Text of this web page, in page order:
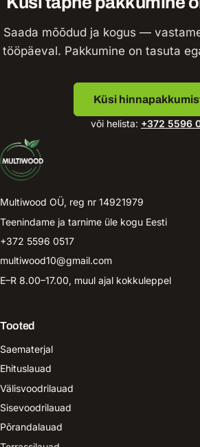
Saada mõõdud ja kogus —
tööpäeval. Pakkumine on tasuta
Küsi
või helista: +372 5596
Multiwood OÜ, reg nr 14921979
Teenindame ja tarnime üle kogu Eesti
+372 5596 0517
multiwood10@gmail.com
E–R 8.00–17.00, muul ajal kokkuleppel
Tooted
Saematerjal
Ehituslauad
Välisvoodrilauad
Sisevoodrilauad
Põrandalauad